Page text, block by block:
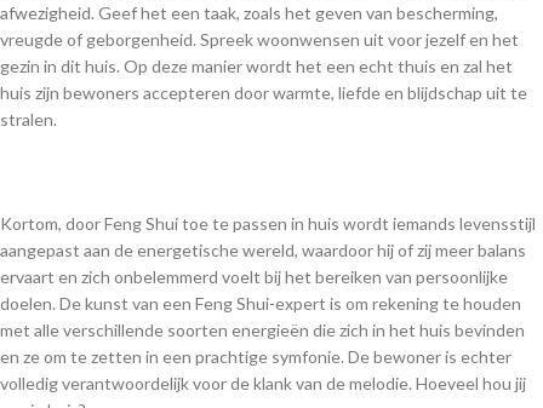
afwezigheid. Geef het een taak, zoals het geven van bescherming,
vreugde of geborgenheid. Spreek woonwensen uit voor jezelf en het
gezin in dit huis. Op deze manier wordt het een echt thuis en zal het
huis zijn bewoners accepteren door warmte, liefde en blijdschap uit te
stralen.
Kortom, door Feng Shui toe te passen in huis wordt iemands levensstijl
aangepast aan de energetische wereld, waardoor hij of zij meer balans
ervaart en zich onbelemmerd voelt bij het bereiken van persoonlijke
doelen. De kunst van een Feng Shui-expert is om rekening te houden
met alle verschillende soorten energieën die zich in het huis bevinden
en ze om te zetten in een prachtige symfonie. De bewoner is echter
volledig verantwoordelijk voor de klank van de melodie. Hoeveel hou jij